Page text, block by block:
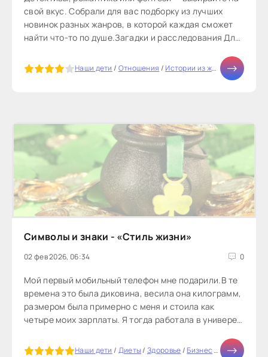
свой вкус. Собрали для вас подборку из лучших
новинок разных жанров, в которой каждая сможет
найти что-то по душе.Загадки и расследования Для
Наши дети / Отношения / Истории из жизни /СТАТЬИ
Символы и знаки - «Стиль жизни»
02 фев 2026, 06:34 0
Мой первый мобильный телефон мне подарили.В те
времена это была диковина, весила она килограмм,
размером была примерно с меня и стоила как
четыре моих зарплаты. Я тогда работала в универе,
Наши дети / Диеты/Здоровье/Бизнес Тесты онлайн